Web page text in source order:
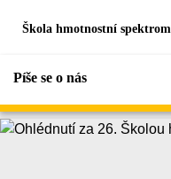
Škola hmotnostní
Píše se o nás